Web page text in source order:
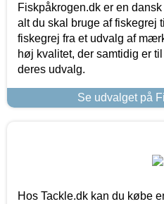
Fiskpåkrogen.dk er en
alt du skal bruge af fiskegrej
fiskegrej fra et udvalg af
høj kvalitet, der samtidig er
deres udvalg.
Se udvalget på
Hos Tackle.dk kan du købe